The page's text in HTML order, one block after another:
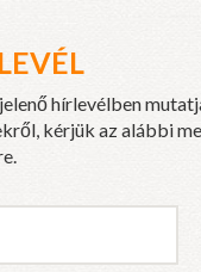
hírlevélben
kérjük az alábbi